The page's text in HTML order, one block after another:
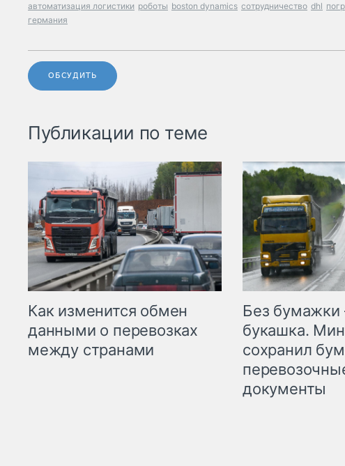
автоматизация логистики роботы boston dynamics сотрудничество dhl
германия
ОБСУДИТЬ
Публикации по теме
Как изменится обмен
данными о перевозках
между странами
Без
букашка.
сохранил
документы